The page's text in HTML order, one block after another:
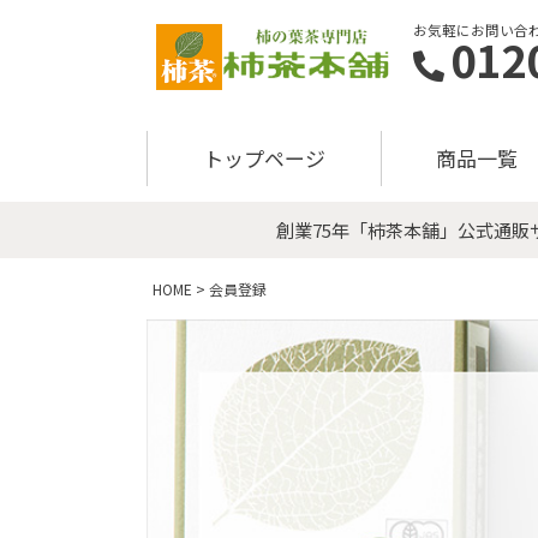
お気軽にお問い合
トップページ 商品一覧
創業75年「柿茶本舗」公式通
HOME 会員登録